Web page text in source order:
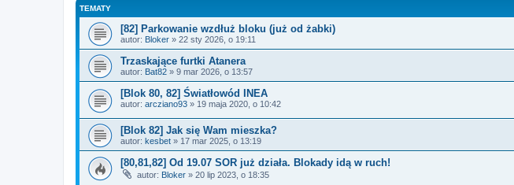
TEMATY
[82] Parkowanie wzdłuż bloku (już od żabki)
autor: Bloker » 22 sty 2026, o 19:11
Trzaskające furtki Atanera
autor: Bat82 » 9 mar 2026, o 13:57
[Blok 80, 82] Światłowód INEA
autor: arcziano93 » 19 maja 2020, o 10:42
[Blok 82] Jak się Wam mieszka?
autor: kesbet » 17 mar 2025, o 13:19
[80,81,82] Od 19.07 SOR już działa. Blokady idą w ruch!
autor: Bloker » 20 lip 2023, o 18:35